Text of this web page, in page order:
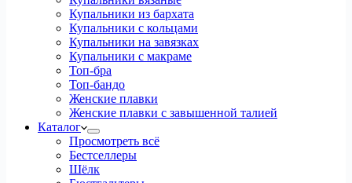
Купальники из бархата
Купальники с кольцами
Купальники на завязках
Купальники с макраме
Топ-бра
Топ-бандо
Женские плавки
Женские плавки с завышенной талией
Каталог
Просмотреть всё
Бестселлеры
Шёлк